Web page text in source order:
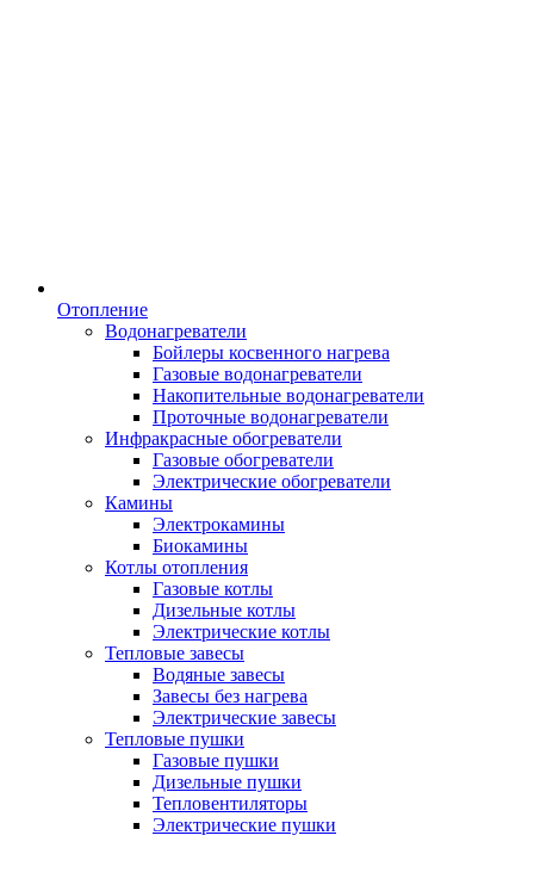
Отопление
Водонагреватели
Бойлеры косвенного нагрева
Газовые водонагреватели
Накопительные водонагреватели
Проточные водонагреватели
Инфракрасные обогреватели
Газовые обогреватели
Электрические обогреватели
Камины
Электрокамины
Биокамины
Котлы отопления
Газовые котлы
Дизельные котлы
Электрические котлы
Тепловые завесы
Водяные завесы
Завесы без нагрева
Электрические завесы
Тепловые пушки
Газовые пушки
Дизельные пушки
Тепловентиляторы
Электрические пушки